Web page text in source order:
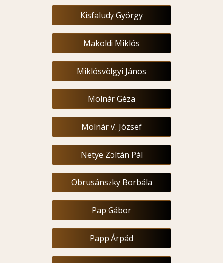
Kisfaludy György
Makoldi Miklós
Miklósvölgyi János
Molnár Géza
Molnár V. József
Netye Zoltán Pál
Obrusánszky Borbála
Pap Gábor
Papp Árpád